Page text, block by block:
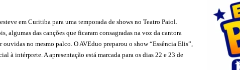
em Curitiba para uma temporada de shows no Teatro Paiol.
algumas das canções que ficaram consagradas na voz da cantora
ouvidas no mesmo palco. O AVEduo preparou o show “Essência Elis”,
à intérprete. A apresentação está marcada para os dias 22 e 23 de